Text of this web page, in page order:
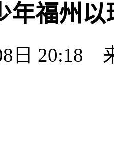
年福州以
日 20:18